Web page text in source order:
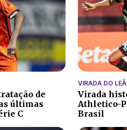
de
últimas
C
VIRADA DO
Virada
Athletico-
Brasil